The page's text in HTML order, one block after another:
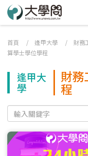
首頁 / 逢甲大學 / 財務
算學士學位學程
逢甲大
學
財務
程